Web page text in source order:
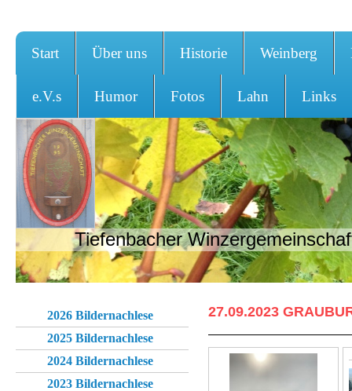
Start Über uns Historie Weinberg
e.V.s Humor Fotos Lahn Links
Tiefenbacher
2026 Bildernachlese
2025 Bildernachlese
2024 Bildernachlese
2023 Bildernachlese
27.09.2023